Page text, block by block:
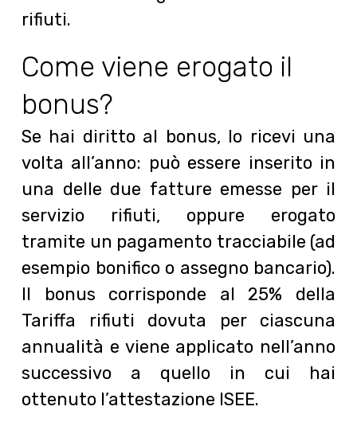
rifiuti.
Come viene erogato il
bonus?
Se hai diritto al bonus, lo ricevi una
volta all’anno: può essere inserito in
una delle due fatture emesse per il
servizio rifiuti, oppure erogato
tramite un pagamento tracciabile (ad
esempio bonifico o assegno bancario).
Il bonus corrisponde al 25% della
Tariffa rifiuti dovuta per ciascuna
annualità e viene applicato nell’anno
successivo a quello in cui hai
ottenuto l’attestazione ISEE.